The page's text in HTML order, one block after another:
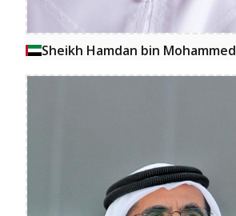
Sheikh Hamdan bin Mohammed